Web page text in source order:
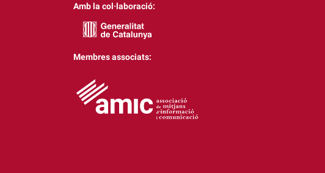
Amb la col·laboració:
Membres associats: